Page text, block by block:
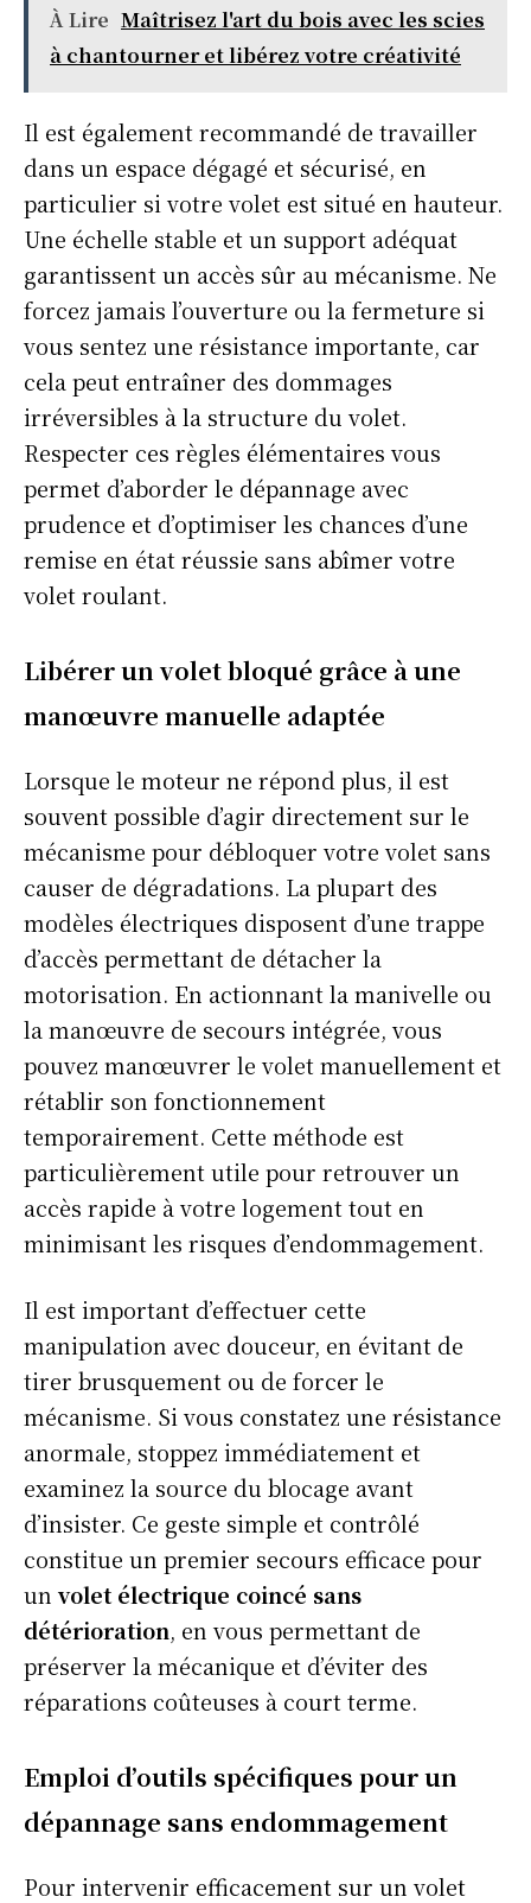
À Lire Maîtrisez l'art du bois avec les scies
à chantourner et libérez votre créativité
Il est également recommandé de travailler
dans un espace dégagé et sécurisé, en
particulier si votre volet est situé en hauteur.
Une échelle stable et un support adéquat
garantissent un accès sûr au mécanisme. Ne
forcez jamais l’ouverture ou la fermeture si
vous sentez une résistance importante, car
cela peut entraîner des dommages
irréversibles à la structure du volet.
Respecter ces règles élémentaires vous
permet d’aborder le dépannage avec
prudence et d’optimiser les chances d’une
remise en état réussie sans abîmer votre
volet roulant.
Libérer un volet bloqué grâce à une
manœuvre manuelle adaptée
Lorsque le moteur ne répond plus, il est
souvent possible d’agir directement sur le
mécanisme pour débloquer votre volet sans
causer de dégradations. La plupart des
modèles électriques disposent d’une trappe
d’accès permettant de détacher la
motorisation. En actionnant la manivelle ou
la manœuvre de secours intégrée, vous
pouvez manœuvrer le volet manuellement et
rétablir son fonctionnement
temporairement. Cette méthode est
particulièrement utile pour retrouver un
accès rapide à votre logement tout en
minimisant les risques d’endommagement.
Il est important d’effectuer cette
manipulation avec douceur, en évitant de
tirer brusquement ou de forcer le
mécanisme. Si vous constatez une résistance
anormale, stoppez immédiatement et
examinez la source du blocage avant
d’insister. Ce geste simple et contrôlé
constitue un premier secours efficace pour
un volet électrique coincé sans
détérioration, en vous permettant de
préserver la mécanique et d’éviter des
réparations coûteuses à court terme.
Emploi d’outils spécifiques pour un
dépannage sans endommagement
Pour intervenir efficacement sur un volet